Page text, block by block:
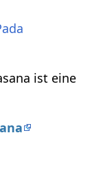
ist eine